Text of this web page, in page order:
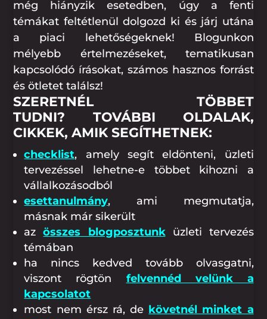
még hiányzik esetedben, úgy a fenti
témákat feltétlenül dolgozd ki és járj utána
a piaci lehetőségeknek! Blogunkon
mélyebb értelmezéseket, tematikusan
kapcsolódó írásokat, számos hasznos forrást
és ötletet találsz!
SZERETNÉL TÖBBET
TUDNI? TOVÁBBI OLDALAK,
CIKKEK, AMIK SEGÍTHETNEK:
checklist, amely segít eldönteni, üzleti
tervezéssel lehetne-e többet kihozni a
vállalkozásodból
esettanulmány, ami megmutatja,
másnak már sikerült
azösszes blogposztunküzleti tervezés
témában
ha nincs kedved tovább olvasgatni,
viszont rögtön felvennéd velünk a
kapcsolatot
most nem érsz rá, de követnél minket a